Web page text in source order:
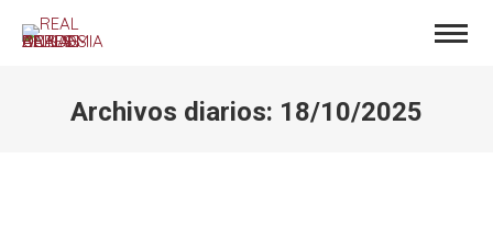
Archivos diarios: 18/10/2025